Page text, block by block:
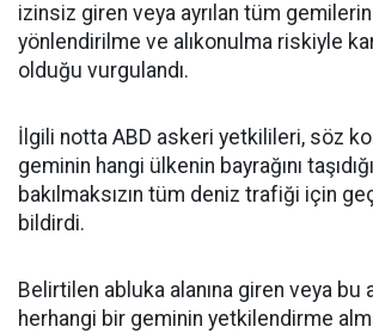
izinsiz giren veya ayrılan tüm
yönlendirilme ve alıkonulma riskiyle
olduğu vurgulandı.
İlgili notta ABD askeri yetkilileri, söz
geminin hangi ülkenin bayrağını
bakılmaksızın tüm deniz trafiği için
bildirdi.
Belirtilen abluka alanına giren veya bu
herhangi bir geminin yetkilendirme